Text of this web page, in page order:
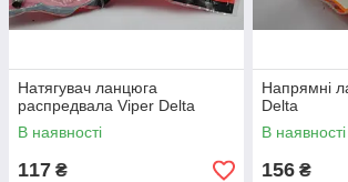
Натягувач ланцюга
распредвала Viper Delta
В наявності
117 ₴
Напрямні
Delta
В наявності
156 ₴